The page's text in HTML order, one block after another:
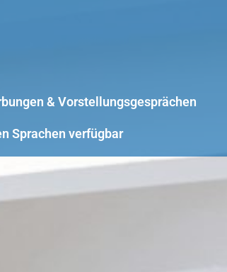
& Vorstellungsgesprächen
Sprachen verfügbar